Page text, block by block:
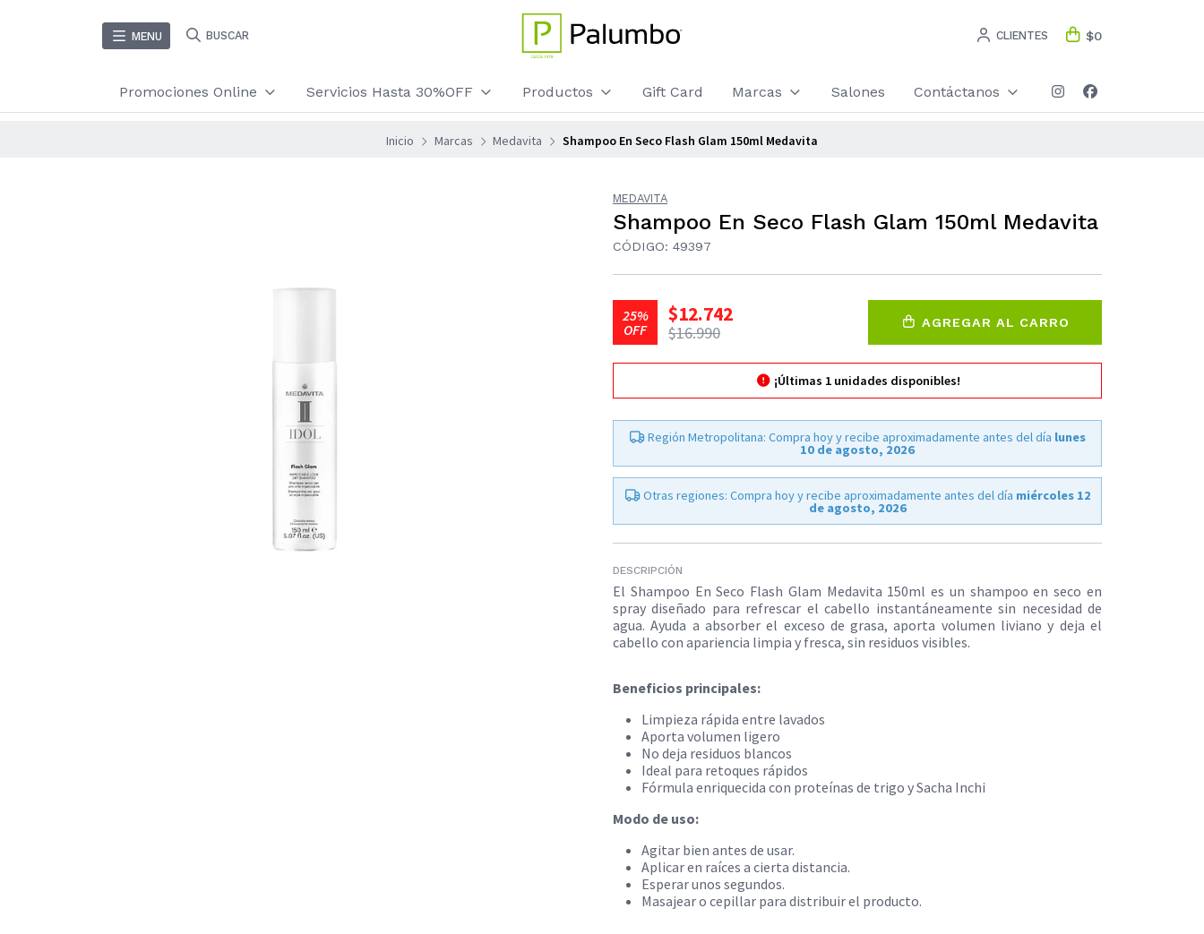
MENU BUSCAR CLIENTES $0
Promociones Online Servicios Hasta 30%OFF Productos Gift Card Marcas Salones Contáctanos
Inicio Marcas Medavita Shampoo En Seco Flash Glam 150ml Medavita
MEDAVITA
Shampoo En Seco Flash Glam 150ml Medavita
CÓDIGO: 49397
25%
OFF
$12.742
$16.990 AGREGAR AL CARRO
¡Últimas 1unidades disponibles!
Región Metropolitana: Compra hoy y recibe aproximadamente antes del día lunes
10 de agosto, 2026
Otras regiones: Compra hoy y recibe aproximadamente antes del día miércoles 12
de agosto, 2026
DESCRIPCIÓN
El Shampoo En Seco Flash Glam Medavita 150ml es un shampoo en seco en
spray diseñado para refrescar el cabello instantáneamente sin necesidad de
agua. Ayuda a absorber el exceso de grasa, aporta volumen liviano y deja el
cabello con apariencia limpia y fresca, sin residuos visibles.
Beneficios principales:
Limpieza rápida entre lavados
Aporta volumen ligero
No deja residuos blancos
Ideal para retoques rápidos
Fórmula enriquecida con proteínas de trigo y Sacha Inchi
Modo de uso:
Agitar bien antes de usar.
Aplicar en raíces a cierta distancia.
Esperar unos segundos.
Masajear o cepillar para distribuir el producto.